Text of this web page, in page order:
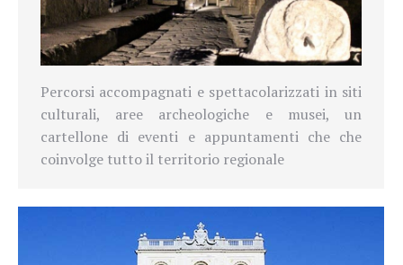
Percorsi accompagnati e spettacolarizzati in siti
culturali, aree archeologiche e musei, un
cartellone di eventi e appuntamenti che che
coinvolge tutto il territorio regionale